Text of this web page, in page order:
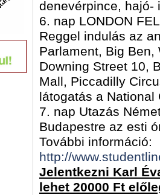
denevérpince, hajó-
6. nap LONDON
Reggel indulás az
Parlament, Big
Downing Street 10,
Mall, Piccadilly
látogatás a National
7. nap Utazás
Budapestre az esti
További információ:
http://
Jelentkezni Karl
lehet 20000 Ft